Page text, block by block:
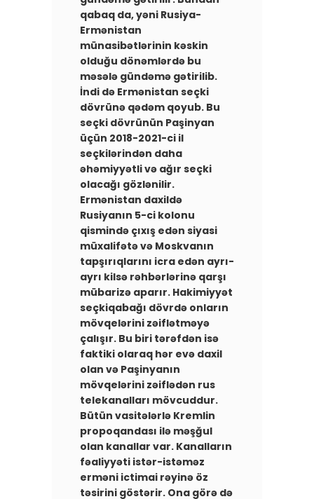
qabaq da, yəni Rusiya-
Ermənistan
münasibətlərinin kəskin
olduğu dönəmlərdə bu
məsələ gündəmə gətirilib.
İndi də Ermənistan seçki
dövrünə qədəm qoyub. Bu
seçki dövrünün Paşinyan
üçün 2018-2021-ci il
seçkilərindən daha
əhəmiyyətli və ağır seçki
olacağı gözlənilir.
Ermənistan daxildə
Rusiyanın 5-ci kolonu
qismində çıxış edən siyasi
müxalifətə və Moskvanın
tapşırıqlarını icra edən ayrı-
ayrı kilsə rəhbərlərinə qarşı
mübarizə aparır. Hakimiyyət
seçkiqabağı dövrdə onların
mövqelərini zəiflətməyə
çalışır. Bu biri tərəfdən isə
faktiki olaraq hər evə daxil
olan və Paşinyanın
mövqelərini zəiflədən rus
telekanalları mövcuddur.
Bütün vasitələrlə Kremlin
propoqandası ilə məşğul
olan kanallar var. Kanalların
fəaliyyəti istər-istəməz
erməni ictimai rəyinə öz
təsirini göstərir. Ona görə də